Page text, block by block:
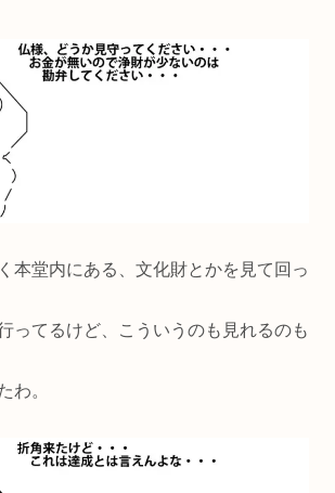
本堂内にある、文化財とかを見て回っ
ってるけど、こういうのも見れるのも
わ。